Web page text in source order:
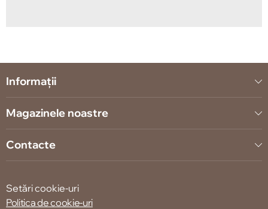
Informații
Magazinele noastre
Contacte
Setări cookie-uri
Politica de cookie-uri